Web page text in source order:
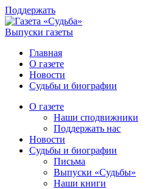
Поддержать
Выпуски газеты
Главная
О газете
Новости
Судьбы и биографии
О газете
Наши сподвижники
Поддержать нас
Новости
Судьбы и биографии
Письма
Выпуски «Судьбы»
Наши книги